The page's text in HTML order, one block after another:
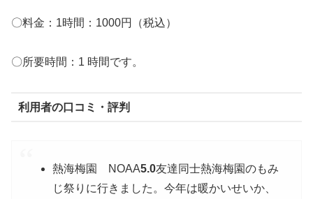
〇料金：1時間：1000円（税込）
〇所要時間：1 時間です。
利用者の口コミ・評判
熱海梅園 NOAA5.0友達同士熱海梅園のもみ
じ祭りに行きました。今年は暖かいせいか、